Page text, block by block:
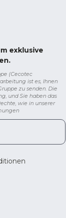
exklusive
(Cecotec
ist es, Ihnen
zu senden. Die
und Sie haben das
wie in unserer